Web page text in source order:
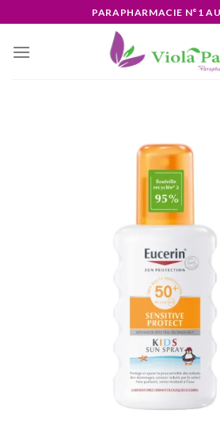
to
content
PARAPHARMACIE N°1